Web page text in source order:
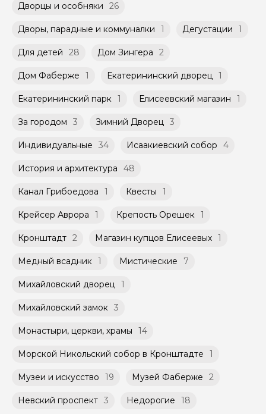
экскурсию.
Дворцы и особняки 26
Дворы, парадные и коммуналки 1 Дегустации 1
Для детей 28 Дом Зингера 2
Дом Фаберже 1 Екатерининский дворец 1
Екатерининский парк 1 Елисеевский магазин 1
За городом 3 Зимний Дворец 3
Индивидуальные 34 Исаакиевский собор 4
История и архитектура 48
Канал Грибоедова 1 Квесты 1
Крейсер Аврора 1 Крепость Орешек 1
Кронштадт 2 Магазин купцов Елисеевых 1
Медный всадник 1 Мистические 7
Михайловский дворец 1
Михайловский замок 3
Монастыри, церкви, храмы 14
Морской Никольский собор в Кронштадте 1
Музеи и искусство 19 Музей Фаберже 2
Невский проспект 3 Недорогие 18